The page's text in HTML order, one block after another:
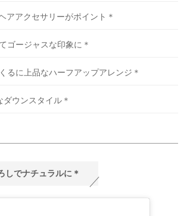
アアクセサリーがポイント＊
ゴージャスな印象に＊
るに上品なハーフアップアレンジ＊
ダウンスタイル＊
しでナチュラルに＊